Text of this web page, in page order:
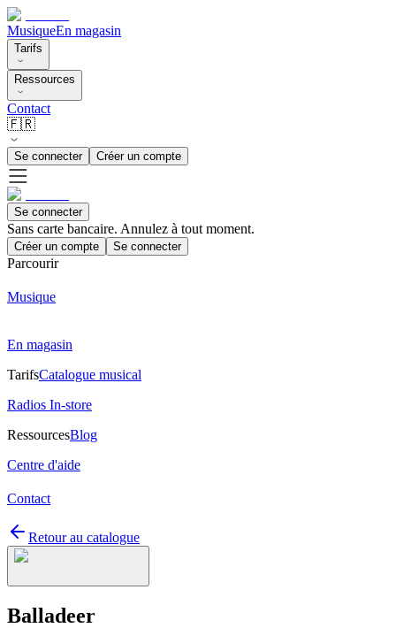
MusiqueEn magasin
Tarifs
Ressources
Contact
🇫🇷
Se connecter Créer un compte
Se connecter
Sans carte bancaire. Annulez à tout moment.
Créer un compte Se connecter
Parcourir
Musique
En magasin
TarifsCatalogue musical
Radios In-store
RessourcesBlog
Centre d'aide
Contact
Retour au catalogue
Balladeer